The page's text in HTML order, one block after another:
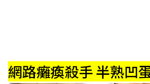
網路癱瘓殺手 半熟凹